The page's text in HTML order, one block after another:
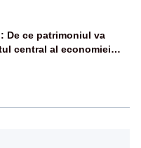
De ce patrimoniul va
central al economiei